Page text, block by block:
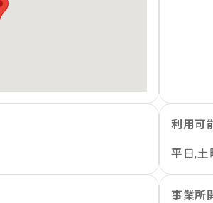
利用可
平日,土
事業所